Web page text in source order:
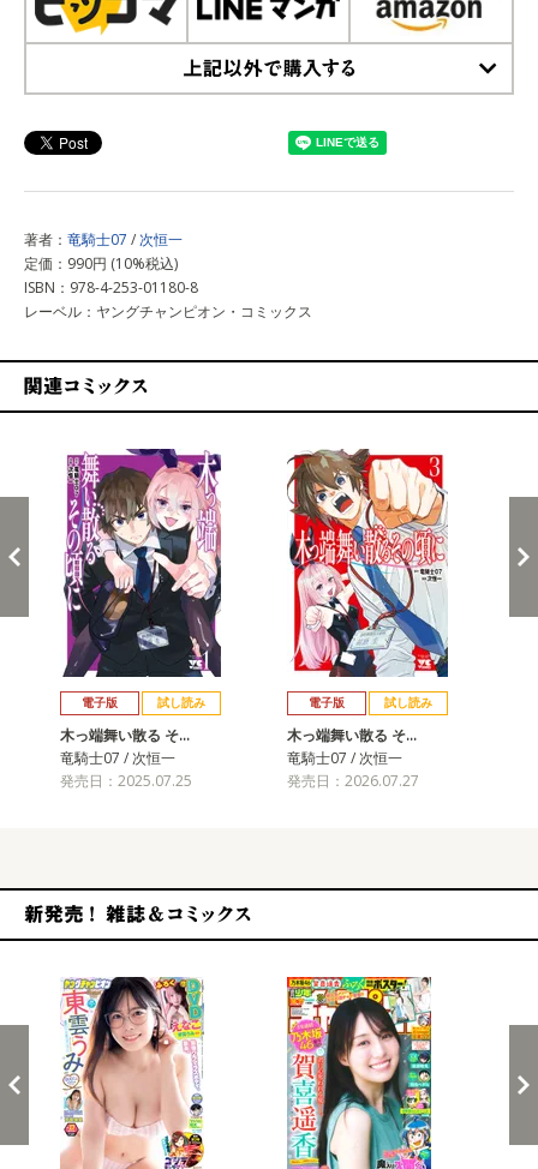
著者： 竜騎士07 /次恒一
定価：990円 (10%税込)
ISBN：978-4-253-01180-8
レーベル：ヤングチャンピオン・コミックス
電子版 試し読み
木っ端舞い散る そ…
竜騎士07 / 次恒一
発売日：2025.07.25
電子版 試し読み
木っ端舞い散る そ…
竜騎士07 / 次恒一
発売日：2026.07.27